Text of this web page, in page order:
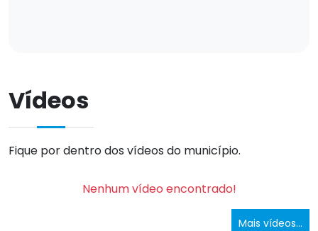
Vídeos
Fique por dentro dos vídeos do município.
Nenhum vídeo encontrado!
Mais vídeos...